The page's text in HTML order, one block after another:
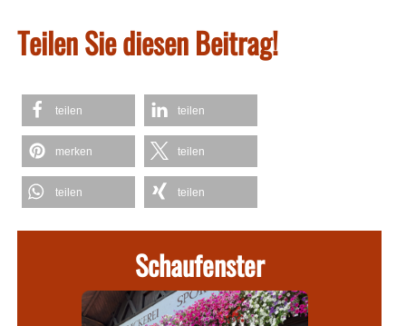
Teilen Sie diesen Beitrag!
teilen teilen
merken teilen
teilen teilen
Schaufenster